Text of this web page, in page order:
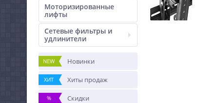
Моторизированные
лифты
Сетевые фильтры и
удлинители
NEW Новинки
ХИТ Хиты продаж
% Скидки